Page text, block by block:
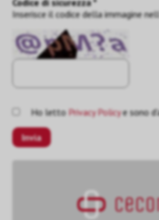
Codice di sicurezza *
Inserisce il codice della immagine
Ho lettoPrivacy Policye sono